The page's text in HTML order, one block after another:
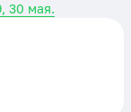
30 мая.